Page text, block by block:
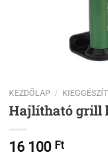
KEZDŐLAP /
Hajlítható grill
16 100 Ft